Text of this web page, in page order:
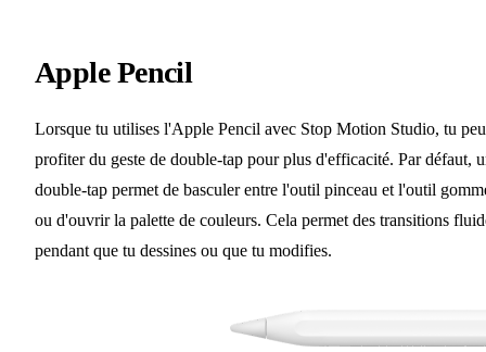
Apple Pencil
Lorsque tu utilises l'Apple Pencil avec Stop Motion Studio, tu
profiter du geste de double-tap pour plus d'efficacité. Par défaut,
double-tap permet de basculer entre l'outil pinceau et l'outil
ou d'ouvrir la palette de couleurs. Cela permet des transitions
pendant que tu dessines ou que tu modifies.